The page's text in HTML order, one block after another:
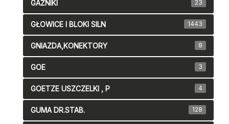
GAŹNIKI 23
GŁOWICE I BLOKI SILN 1443
GNIAZDA,KONEKTORY 8
GOE 3
GOETZE USZCZELKI , P 4
GUMA DR.STAB. 128